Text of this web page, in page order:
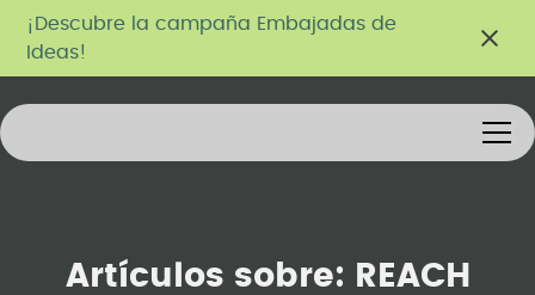
¡Descubre la campaña Embajadas de
Ideas!
Artículos sobre: REACH